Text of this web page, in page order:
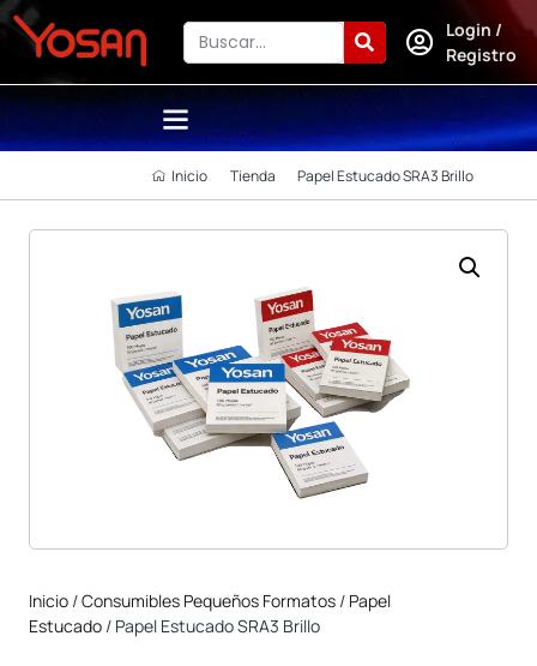
Login /
Registro
Inicio Tienda Papel Estucado SRA3 Brillo
Inicio /Consumibles Pequeños Formatos / Papel
Estucado / Papel Estucado SRA3 Brillo